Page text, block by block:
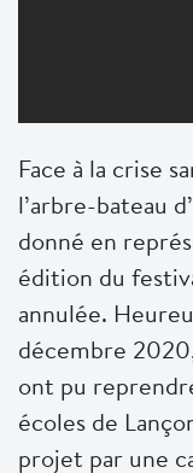
Face à la crise
l’arbre-bateau
donné en
édition du
annulée.
décembre
ont pu
écoles de
projet par une